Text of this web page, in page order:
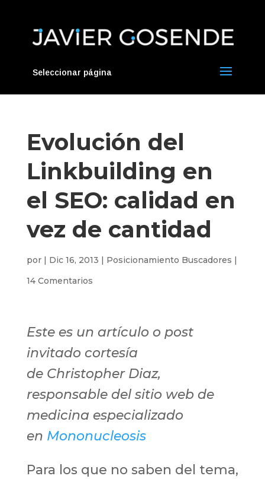
Seleccionar página
Evolución del
Linkbuilding en
el SEO: calidad en
vez de cantidad
por | Dic 16, 2013 | Posicionamiento Buscadores |
14 Comentarios
Este es un artículo o post
invitado cortesía
de Christopher Diaz,
responsable del sitio web de
medicina especializado
en Mononucleosis
Para los que no saben del tema,